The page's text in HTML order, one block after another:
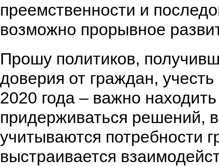
преемственности и
возможно прорывное
Прошу политиков,
доверия от граждан,
2020 года – важно
придерживаться решений,
учитываются потребности
выстраивается